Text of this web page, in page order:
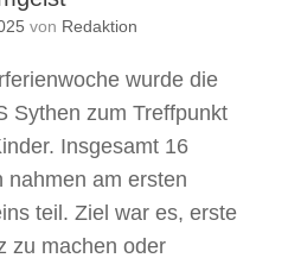
von Redaktion
wurde die
Sythen zum Treffpunkt
Insgesamt 16
nahmen am ersten
teil. Ziel war es, erste
zu machen oder